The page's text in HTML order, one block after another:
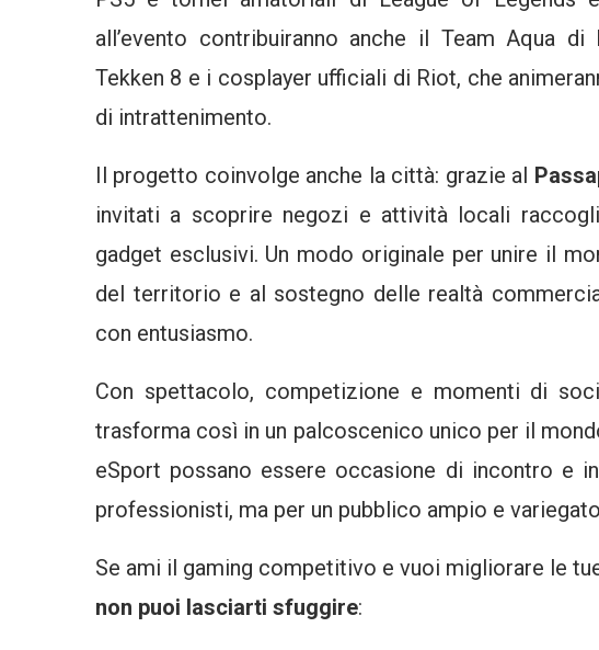
all’evento contribuiranno anche il Team Aqua
Tekken 8 e i cosplayer ufficiali di Riot, che
di intrattenimento.
Il progetto coinvolge anche la città: grazie al
invitati a scoprire negozi e attività locali
gadget esclusivi. Un modo originale per unire il
del territorio e al sostegno delle realtà
con entusiasmo.
Con spettacolo, competizione e momenti di
trasforma così in un palcoscenico unico per il
eSport possano essere occasione di incontro e
professionisti, ma per un pubblico ampio e
Se ami il gaming competitivo e vuoi migliorare le
non puoi lasciarti sfuggire: